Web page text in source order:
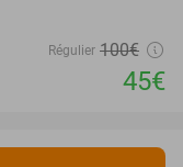
Régulier 100€
45€